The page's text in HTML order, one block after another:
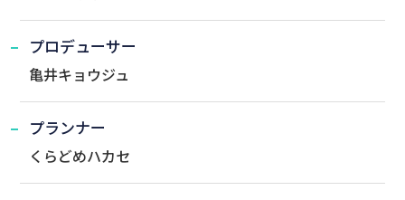
プロデューサー
亀井キョウジュ
プランナー
くらどめハカセ